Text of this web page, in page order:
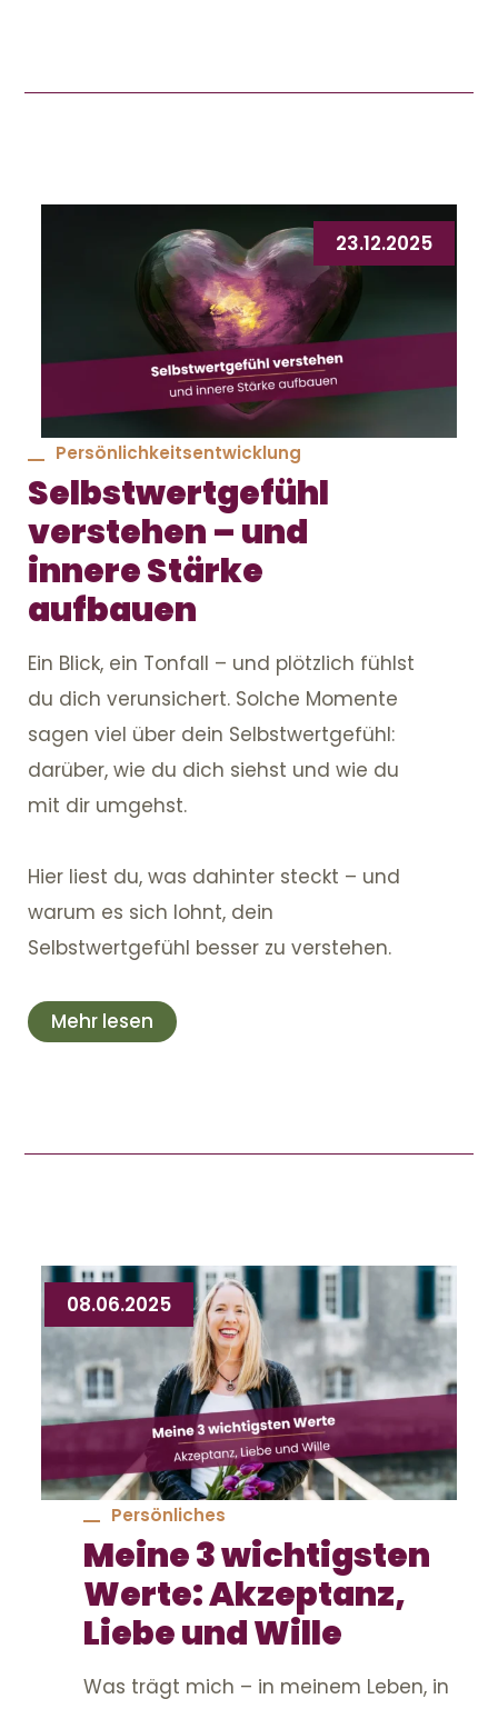
23.12.2025
Persönlichkeitsentwicklung
Selbstwertgefühl
verstehen – und
innere Stärke
aufbauen
Ein Blick, ein Tonfall – und plötzlich fühlst
du dich verunsichert. Solche Momente
sagen viel über dein Selbstwertgefühl:
darüber, wie du dich siehst und wie du
mit dir umgehst.
Hier liest du, was dahinter steckt – und
warum es sich lohnt, dein
Selbstwertgefühl besser zu verstehen.
Mehr lesen
08.06.2025
Persönliches
Meine 3 wichtigsten
Werte: Akzeptanz,
Liebe und Wille
Was trägt mich – in meinem Leben, in